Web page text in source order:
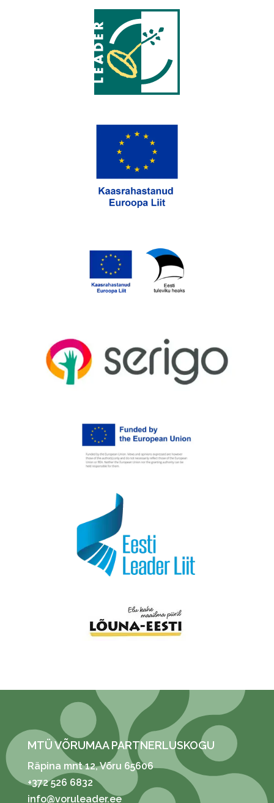
MTÜ VÕRUMAA PARTNERLUSKOGU
Räpina mnt 12, Võru 65606
+372 526 6832
info@voruleader.ee